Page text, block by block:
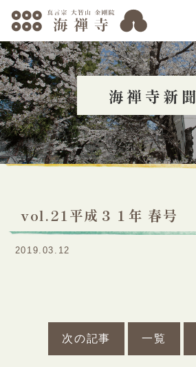
トップページ
海禅寺の歴史
年中行事
聖天祭とは
お知らせ
聖天祭に託す思い
海禅寺新聞
vol.21平成３１年 春号
2019.03.12
次の記事 一覧